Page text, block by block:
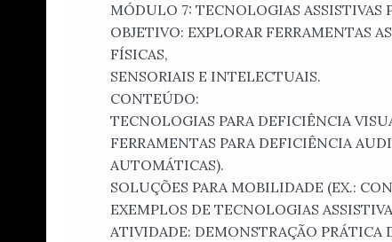
MÓDULO 7: TECNOLOGIAS ASSISTIVAS
OBJETIVO: EXPLORAR FERRAMENTAS
FÍSICAS,
SENSORIAIS E INTELECTUAIS.
CONTEÚDO:
TECNOLOGIAS PARA DEFICIÊNCIA
FERRAMENTAS PARA DEFICIÊNCIA
AUTOMÁTICAS).
SOLUÇÕES PARA MOBILIDADE (EX.:
EXEMPLOS DE TECNOLOGIAS
ATIVIDADE: DEMONSTRAÇÃO PRÁTICA